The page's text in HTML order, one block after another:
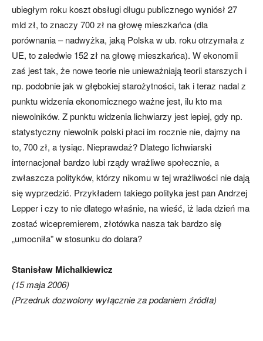
ubiegłym roku koszt obsługi długu publicznego wyniósł 27
mld zł, to znaczy 700 zł na głowę mieszkańca (dla
porównania – nadwyżka, jaką Polska w ub. roku otrzymała z
UE, to zaledwie 152 zł na głowę mieszkańca). W ekonomii
zaś jest tak, że nowe teorie nie unieważniają teorii starszych i
np. podobnie jak w głębokiej starożytności, tak i teraz nadal z
punktu widzenia ekonomicznego ważne jest, ilu kto ma
niewolników. Z punktu widzenia lichwiarzy jest lepiej, gdy np.
statystyczny niewolnik polski płaci im rocznie nie, dajmy na
to, 700 zł, a tysiąc. Nieprawdaż? Dlatego lichwiarski
internacjonał bardzo lubi rządy wrażliwe społecznie, a
zwłaszcza polityków, którzy nikomu w tej wrażliwości nie dają
się wyprzedzić. Przykładem takiego polityka jest pan Andrzej
Lepper i czy to nie dlatego właśnie, na wieść, iż lada dzień ma
zostać wicepremierem, złotówka nasza tak bardzo się
„umocniła” w stosunku do dolara?
Stanisław Michalkiewicz
(15 maja 2006)
(Przedruk dozwolony wyłącznie za podaniem źródła)